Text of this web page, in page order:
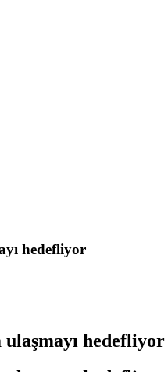
hedefliyor
ulaşmayı hedefliyor